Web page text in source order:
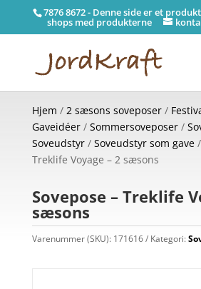
7876 8672 - Denne side er et
shops med produkterne
Hjem / 2 sæsons soveposer/
Gaveidéer/ Sommersoveposer/
Soveudstyr/ Soveudstyr som gave/
Treklife Voyage – 2 sæsons
Sovepose – Treklife
sæsons
Varenummer (SKU): 171616 Kategori: